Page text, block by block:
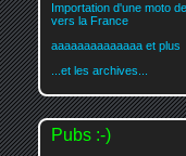
Importation d'une moto
vers la France
aaaaaaaaaaaaaa et plus
...et les archives...
Pubs :-)